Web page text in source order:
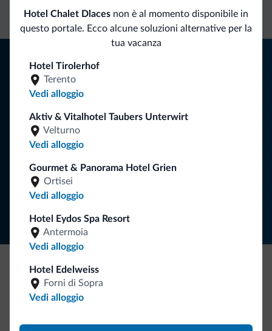
Hotel Chalet Dlaces non è al momento disponibile in
questo portale. Ecco alcune soluzioni alternative per la
tua vacanza
Hotel Tirolerhof
Terento
Vedi alloggio
Aktiv & Vitalhotel Taubers Unterwirt
Velturno
Vedi alloggio
Gourmet & Panorama Hotel Grien
Ortisei
Vedi alloggio
Hotel Eydos Spa Resort
Antermoia
Vedi alloggio
Hotel Edelweiss
Forni di Sopra
Vedi alloggio
Riceverai informazioni, offerte esclusive e news per la tua
ISCRIVITI ALLA NEWSLETTER
Be Original, scopri la nuova collezione
Ce l'avete chiesto in tanti. Ecco la nuova collezione firmata